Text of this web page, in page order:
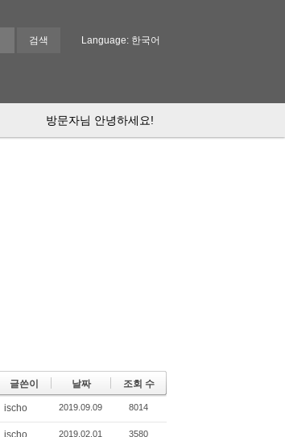
Language: 한국어
방문자님 안녕하세요!
글쓴이 날짜 조회 수
ischo 2019.09.09 8014
ischo 2019.02.01 3580